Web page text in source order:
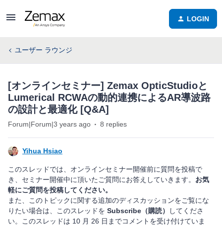
LOGIN
ユーザー ラウンジ
[オンラインセミナー] Zemax OpticStudioと
Lumerical RCWAの動的連携によるAR導波路
の設計と最適化 [Q&A]
Forum|Forum|3 years ago 8 replies
Yihua Hsiao
このスレッドでは、オンラインセミナー開催前に質問を投稿で
き、セミナー開催中に頂いたご質問にお答えしていきます。 お気
軽にご質問を投稿してください。
また、このトピックに関する追加のディスカッションをご覧にな
りたい場合は、このスレッドを Subscribe（購読）
してくださ
い。このスレッドは 10 月 26 日までコメントを受け付けていま